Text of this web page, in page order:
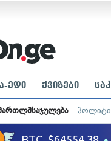
ედი ქვიზები